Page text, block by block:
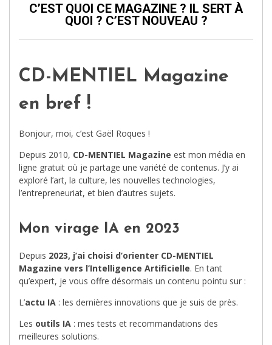
C’EST QUOI CE MAGAZINE ? IL SERT À
QUOI ? C’EST NOUVEAU ?
CD-MENTIEL Magazine
en bref !
Bonjour, moi, c’est Gaël Roques !
Depuis 2010, CD-MENTIEL Magazine est mon média en
ligne gratuit où je partage une variété de contenus. J’y ai
exploré l’art, la culture, les nouvelles technologies,
l’entrepreneuriat, et bien d’autres sujets.
Mon virage IA en 2023
Depuis 2023, j’ai choisi d’orienter CD-MENTIEL
Magazine vers l’Intelligence Artificielle. En tant
qu’expert, je vous offre désormais un contenu pointu sur :
L’actu IA : les dernières innovations que je suis de près.
Les outils IA : mes tests et recommandations des
meilleures solutions.